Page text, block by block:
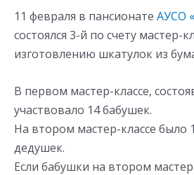
11 февраля в пансионате АУСО
состоялся 3-й по счету мастер-
изготовлению шкатулок из
В первом мастер-классе,
участвовало 14 бабушек.
На втором мастер-классе было
дедушек.
Если бабушки на втором